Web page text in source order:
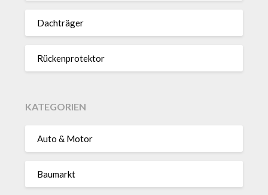
Dach­träger
Rücken­pro­tektor
KATEGORIEN
Auto & Motor
Baumarkt